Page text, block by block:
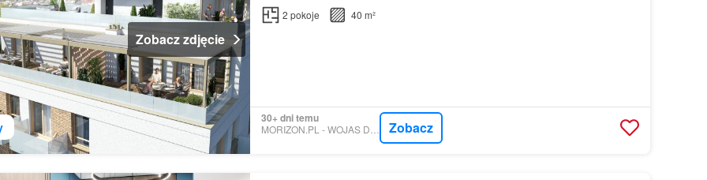
Zobacz zdjęcie
2 pokoje 40 m²
30+ dni temu
MORIZON.PL - WOJAS DEVELOPMENT Zobacz